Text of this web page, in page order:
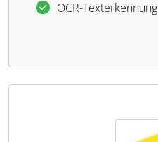
OCR-Texterkennung